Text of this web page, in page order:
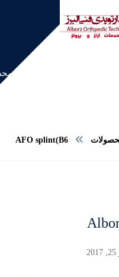
اسکن کف پا
AFO splint(B6